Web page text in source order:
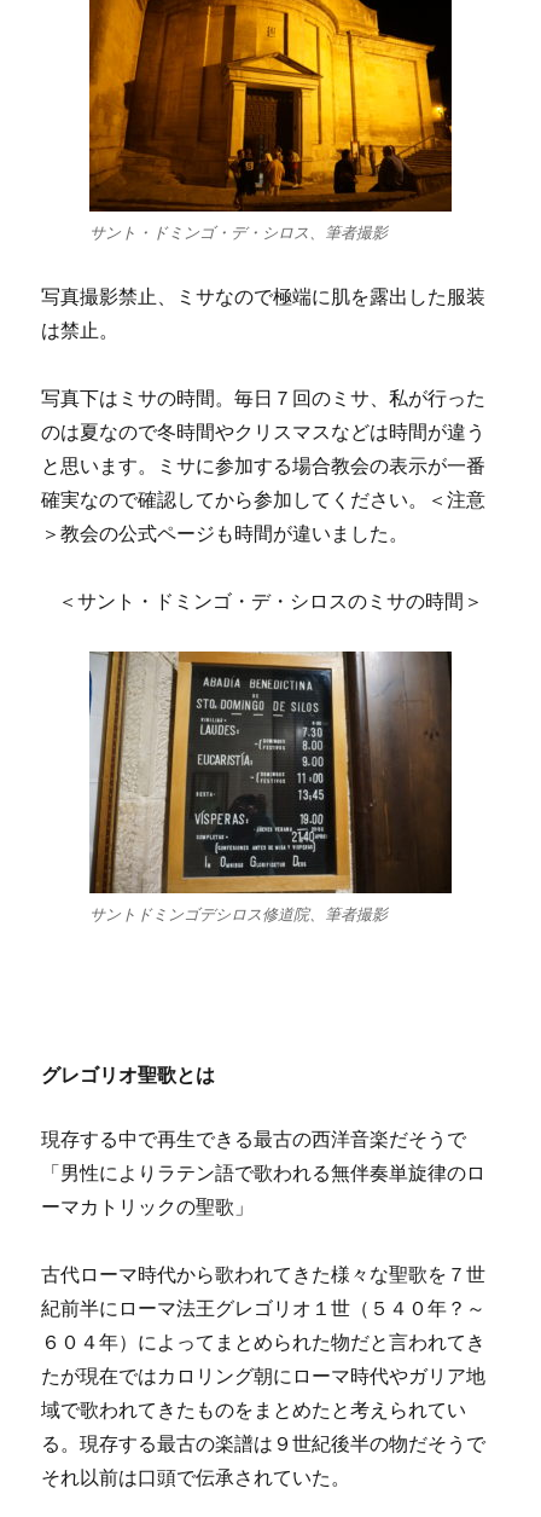
サント・ドミンゴ・デ・シロス、筆者撮影
写真撮影禁止、ミサなので極端に肌を露出した服装
は禁止。
写真下はミサの時間。毎日７回のミサ、私が行った
のは夏なので冬時間やクリスマスなどは時間が違う
と思います。ミサに参加する場合教会の表示が一番
確実なので確認してから参加してください。＜注意
＞教会の公式ページも時間が違いました。
＜サント・ドミンゴ・デ・シロスのミサの時間＞
サントドミンゴデシロス修道院、筆者撮影
グレゴリオ聖歌とは
現存する中で再生できる最古の西洋音楽だそうで
「男性によりラテン語で歌われる無伴奏単旋律のロ
ーマカトリックの聖歌」
古代ローマ時代から歌われてきた様々な聖歌を７世
紀前半にローマ法王グレゴリオ１世（５４０年？～
６０４年）によってまとめられた物だと言われてき
たが現在ではカロリング朝にローマ時代やガリア地
域で歌われてきたものをまとめたと考えられてい
る。現存する最古の楽譜は９世紀後半の物だそうで
それ以前は口頭で伝承されていた。